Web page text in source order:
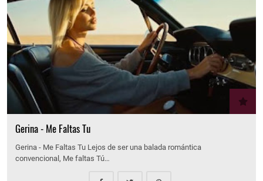
Gerina - Me Faltas Tu
Gerina - Me Faltas Tu Lejos de ser una balada romántica
convencional, Me faltas Tú…